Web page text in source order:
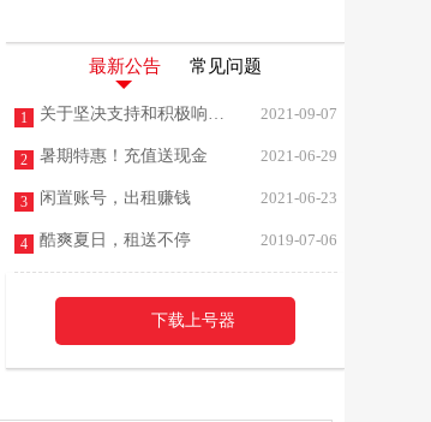
最新公告 常见问题
1 关于坚决支持和积极响应未成年人游戏防止沉迷最新规定的声明 2021-09-07
2 暑期特惠！充值送现金 2021-06-29
3 闲置账号，出租赚钱 2021-06-23
4 酷爽夏日，租送不停 2019-07-06
下载上号器